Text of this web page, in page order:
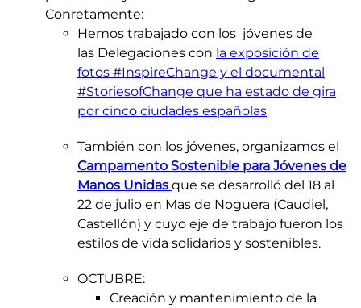
Conretamente:
Hemos trabajado con los jóvenes de
las Delegaciones con la exposición de
fotos #InspireChange y el documental
#StoriesofChange que ha estado de gira
por cinco ciudades españolas​
También con los jóvenes, organizamos el
Campamento Sostenible para Jóvenes de
Manos Unidas que se desarrolló del 18 al
22 de julio en Mas de Noguera (Caudiel,
Castellón) y cuyo eje de trabajo fueron los
estilos de vida solidarios y sostenibles.
OCTUBRE:
Creación y mantenimiento de la